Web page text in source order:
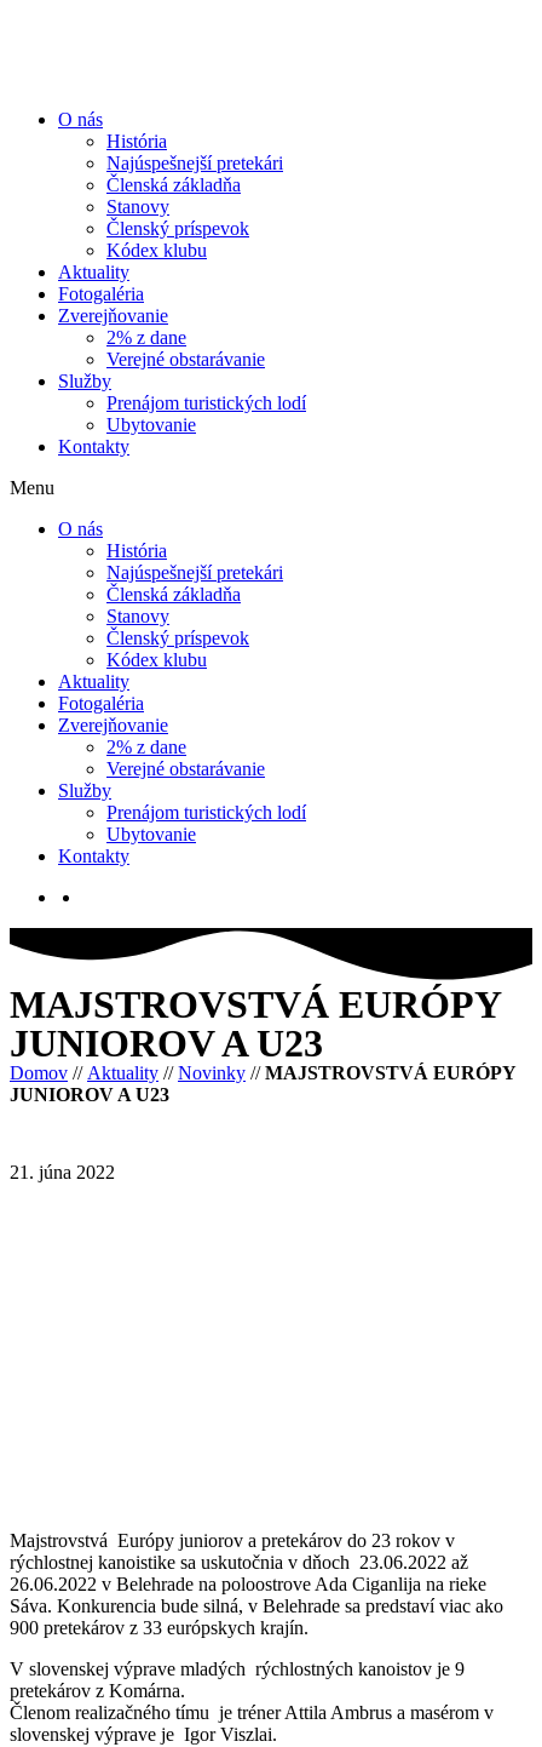
O nás
História
Najúspešnejší pretekári
Členská základňa
Stanovy
Členský príspevok
Kódex klubu
Aktuality
Fotogaléria
Zverejňovanie
2% z dane
Verejné obstarávanie
Služby
Prenájom turistických lodí
Ubytovanie
Kontakty
Menu
O nás
História
Najúspešnejší pretekári
Členská základňa
Stanovy
Členský príspevok
Kódex klubu
Aktuality
Fotogaléria
Zverejňovanie
2% z dane
Verejné obstarávanie
Služby
Prenájom turistických lodí
Ubytovanie
Kontakty
MAJSTROVSTVÁ EURÓPY
JUNIOROV A U23
Domov // Aktuality //Novinky //MAJSTROVSTVÁ EURÓPY
JUNIOROV A U23
21. júna 2022
Majstrovstvá Európy juniorov a pretekárov do 23 rokov v
rýchlostnej kanoistike sa uskutočnia v dňoch 23.06.2022 až
26.06.2022 v Belehrade na poloostrove Ada Ciganlija na rieke
Sáva. Konkurencia bude silná, v Belehrade sa predstaví viac ako
900 pretekárov z 33 európskych krajín.
V slovenskej výprave mladých rýchlostných kanoistov je 9
pretekárov z Komárna.
Členom realizačného tímu je tréner Attila Ambrus a masérom v
slovenskej výprave je Igor Viszlai.